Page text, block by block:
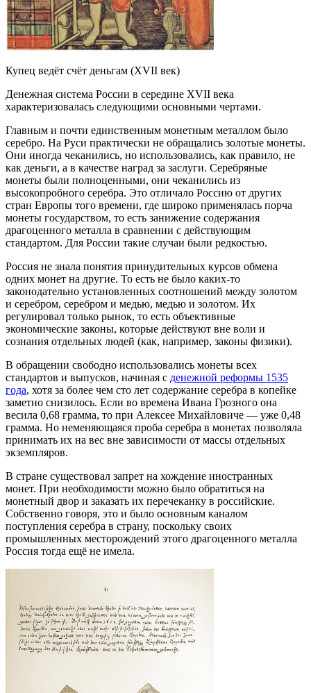
Купец ведёт счёт деньгам (XVII век)
Денежная система России в середине XVII века
характеризовалась следующими основными чертами.
Главным и почти единственным монетным металлом было
серебро. На Руси практически не обращались золотые монеты.
Они иногда чеканились, но использовались, как правило, не
как деньги, а в качестве наград за заслуги. Серебряные
монеты были полноценными, они чеканились из
высокопробного серебра. Это отличало Россию от других
стран Европы того времени, где широко применялась порча
монеты государством, то есть занижение содержания
драгоценного металла в сравнении с действующим
стандартом. Для России такие случаи были редкостью.
Россия не знала понятия принудительных курсов обмена
одних монет на другие. То есть не было каких-то
законодательно установленных соотношений между золотом
и серебром, серебром и медью, медью и золотом. Их
регулировал только рынок, то есть объективные
экономические законы, которые действуют вне воли и
сознания отдельных людей (как, например, законы физики).
В обращении свободно использовались монеты всех
стандартов и выпусков, начиная с денежной реформы 1535
года, хотя за более чем сто лет содержание серебра в копейке
заметно снизилось. Если во времена Ивана Грозного она
весила 0,68 грамма, то при Алексее Михайловиче — уже 0,48
грамма. Но неменяющаяся проба серебра в монетах позволяла
принимать их на вес вне зависимости от массы отдельных
экземпляров.
В стране существовал запрет на хождение иностранных
монет. При необходимости можно было обратиться на
монетный двор и заказать их перечеканку в российские.
Собственно говоря, это и было основным каналом
поступления серебра в страну, поскольку своих
промышленных месторождений этого драгоценного металла
Россия тогда ещё не имела.